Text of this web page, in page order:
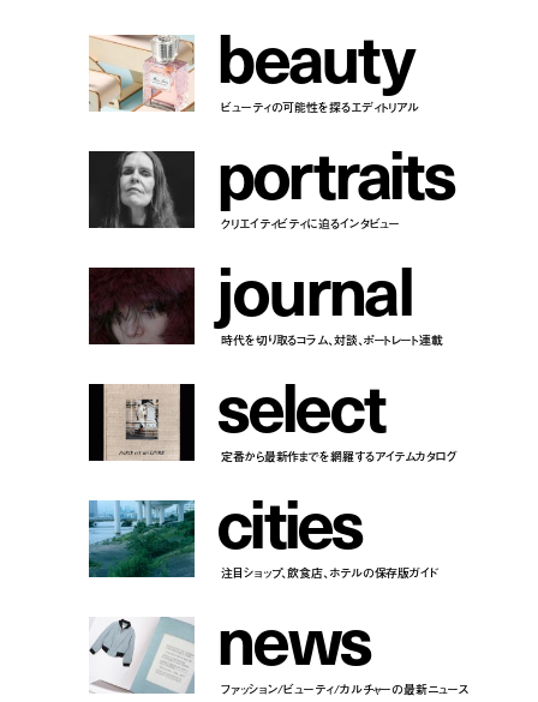
beauty
ビューティの可能性を探るエディトリアル
portraits
クリエイティビティに迫るインタビュー
journal
時代を切り取るコラム、対談、ポートレート連載
select
定番から最新作までを網羅するアイテムカタログ
cities
注目ショップ、飲食店、ホテルの保存版ガイド
news
ファッション/ビューティ/カルチャーの最新ニュース